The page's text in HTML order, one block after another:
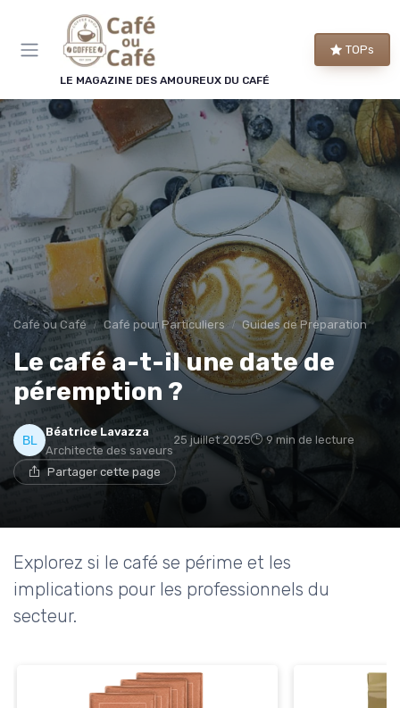
LE MAGAZINE DES AMOUREUX DU CAFÉ
TOPs
Café ou Café Café pour Particuliers Guides de Préparation
Le café a-t-il une date de
péremption ?
Béatrice Lavazza
Architecte des saveurs
25 juillet 2025 9 min de lecture
Partager cette page
Explorez si le café se périme et les
implications pour les professionnels du
secteur.
Panneau de gestion des cookies